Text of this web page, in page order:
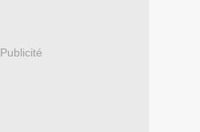
Publicité